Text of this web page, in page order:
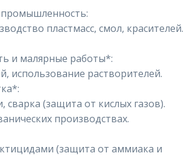
промышленность:
пластмасс, смол, красителей.
и малярные работы*:
использование растворителей.
(защита от кислых газов).
производствах.
(защита от аммиака и